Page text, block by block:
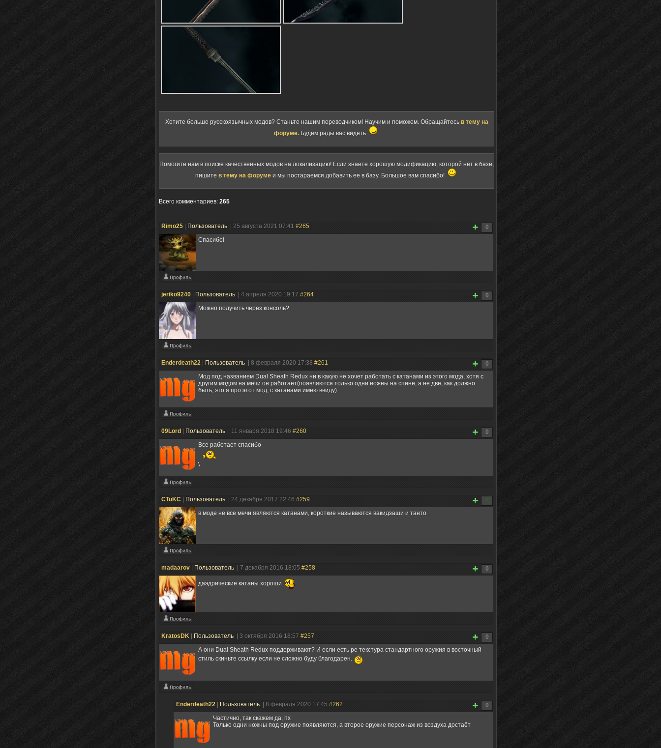
Хотите больше русскоязычных модов? Станьте нашим переводчиком! Научим и поможем. Обращайтесь в тему на
форуме. Будем рады вас видеть
Помогите нам в поиске качественных модов на локализацию! Если знаете хорошую модификацию, которой нет в базе,
пишите в тему на форуме и мы постараемся добавить ее в базу. Большое вам спасибо!
Всего комментариев: 265
0
Rimo25 Пользователь | 25 августа 2021 07:41 #265
Спасибо!
0
jeriko9240 Пользователь | 4 апреля 2020 19:17 #264
Можно получить через консоль?
0
Enderdeath22 Пользователь | 8 февраля 2020 17:38 #261
Мод под названием Dual Sheath Redux ни в какую не хочет работать с катанами из этого мода, хотя с
другим модом на мечи он работает(появляются только одни ножны на спине, а не две, как должно
быть, это я про этот мод, с катанами имею ввиду)
0
09Lord Пользователь | 11 января 2018 19:46 #260
Все работает спасибо
\
2
CTuKC Пользователь | 24 декабря 2017 22:46 #259
в моде не все мечи являются катанами, короткие называются вакидзаши и танто
0
madaarov Пользователь | 7 декабря 2016 18:05 #258
даэдрические катаны хороши
0
KratosDK Пользователь | 3 октября 2016 18:57 #257
А они Dual Sheath Redux поддерживают? И если есть ре текстура стандартного оружия в восточный
стиль скиньте ссылку если не сложно буду благодарен.
0
Enderdeath22 Пользователь | 8 февраля 2020 17:45 #262
Частично, так скажем да, пх
Только одни ножны под оружие появляются, а второе оружие персонаж из воздуха достаёт